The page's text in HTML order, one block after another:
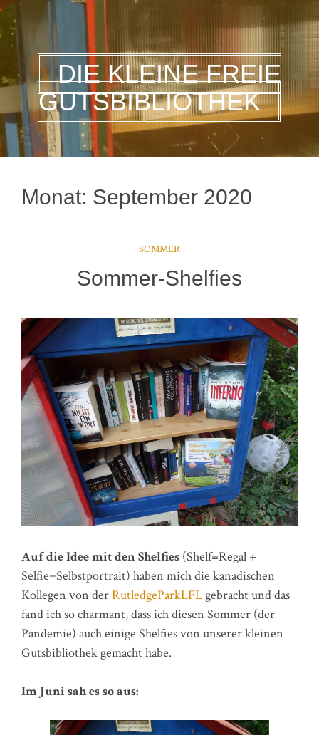
DIE KLEINE FREIE
GUTSBIBLIOTHEK
Monat: September 2020
SOMMER
Sommer-Shelfies
Auf die Idee mit den Shelfies (Shelf=Regal +
Selfie=Selbstportrait) haben mich die kanadischen
Kollegen von derRutledgeParkLFL gebracht und das
fand ich so charmant, dass ich diesen Sommer (der
Pandemie) auch einige Shelfies von unserer kleinen
Gutsbibliothek gemacht habe.
Im Juni sah es so aus: